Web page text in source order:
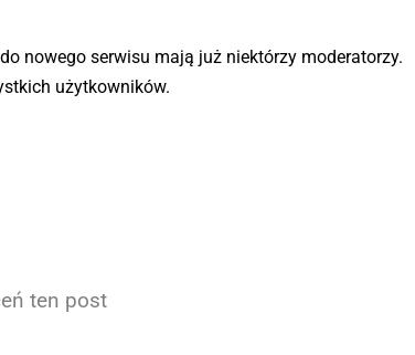
nowego serwisu mają już niektórzy moderatorzy.
użytkowników.
ten post